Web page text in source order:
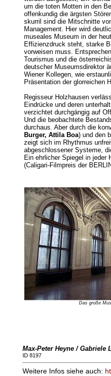
um die toten Motten in den
offenkundig die ärgsten
skurril sind die Mitschnitte
Management. Hier wird
museales Museum in der
Effizienzdruck steht, starke
vorweisen muss.
Tourismus und die
deutscher Museumsdirektor
Wiener Kollegen, wie
Präsentation der glorreichen
Regisseur Holzhausen
Eindrücke und deren
verzichtet durchgängig auf
Und die beobachtete
durchaus. Aber durch die
Burger, Attila Boa) und den
zeigt sich im Rhythmus
abgeschlossener Systeme,
Ein ehrlicher Spiegel in jeder
(Caligari-Filmpreis der
Das große
Max-Peter Heyne / Gabriele
ID 8197
Weitere Infos siehe auch: